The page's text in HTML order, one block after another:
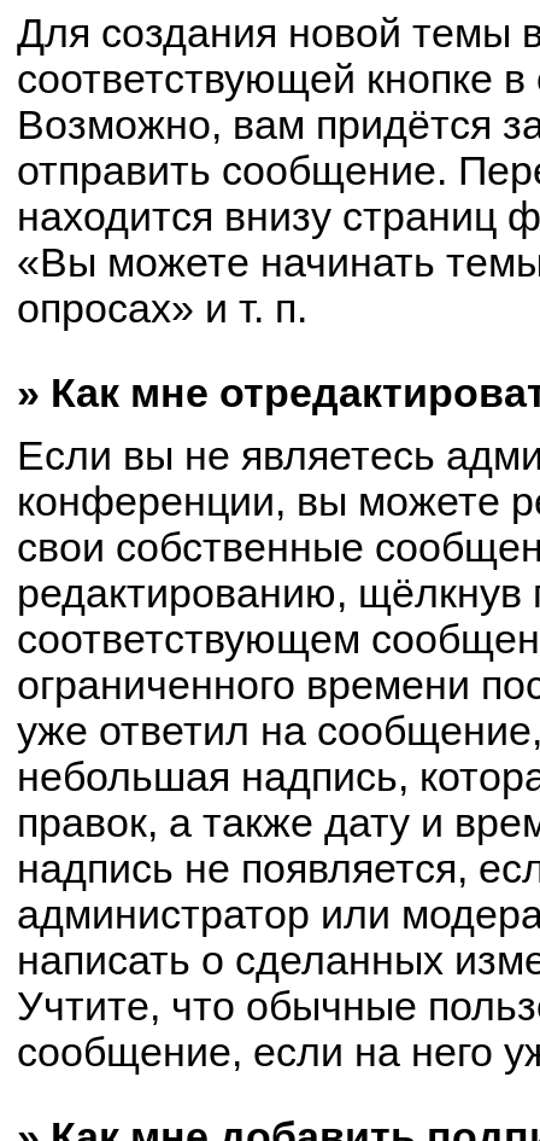
Для создания новой темы
соответствующей кнопке
Возможно, вам придётся
отправить сообщение.
находится внизу
«Вы можете начинать
опросах» и т. п.
» Как мне
Если вы не являетесь
конференции, вы можете
свои собственные
редактированию, щёлкнув
соответствующем
ограниченного времени
уже ответил на
небольшая надпись,
правок, а также дату и
надпись не появляется,
администратор или
написать о сделанных
Учтите, что обычные
сообщение, если на него